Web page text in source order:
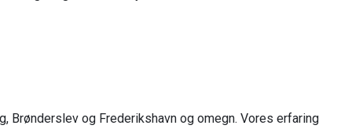
Brønderslev og Frederikshavn og omegn. Vores erfaring